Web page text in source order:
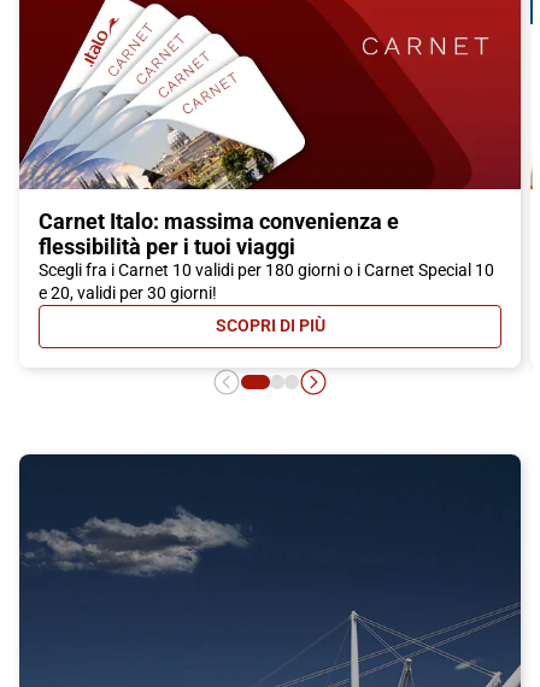
Carnet Italo: massima convenienza e
flessibilità per i tuoi viaggi
Scegli fra i Carnet 10 validi per 180 giorni o i Carnet Special 10
e 20, validi per 30 giorni!
SCOPRI DI PIÙ- CARNET ITALO: MASSIMA